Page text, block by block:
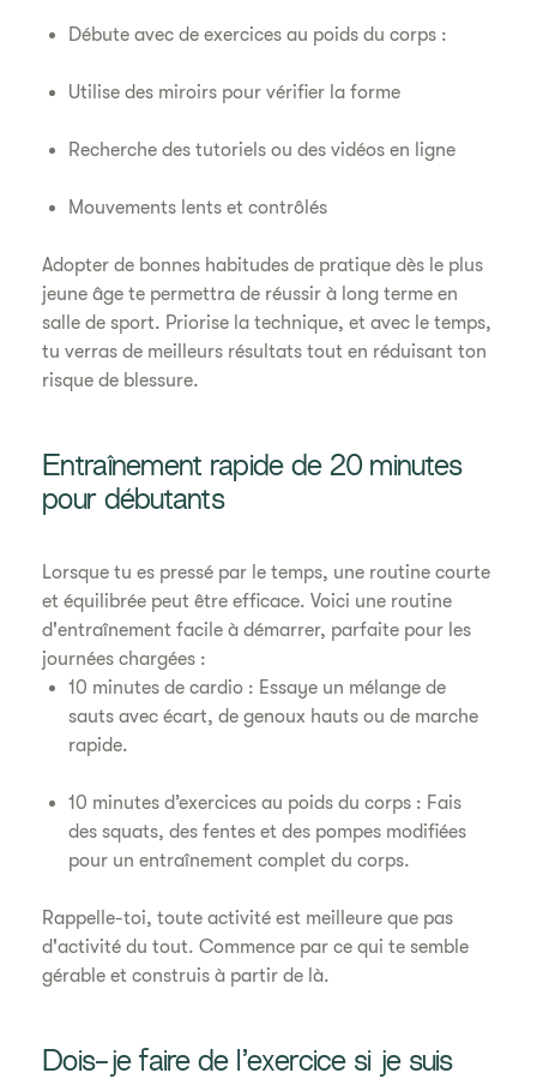
Débute avec de exercices au poids du corps :
Utilise des miroirs pour vérifier la forme
Recherche des tutoriels ou des vidéos en ligne
Mouvements lents et contrôlés
Adopter de bonnes habitudes de pratique dès le plus
jeune âge te permettra de réussir à long terme en
salle de sport. Priorise la technique, et avec le temps,
tu verras de meilleurs résultats tout en réduisant ton
risque de blessure.
Entraînement rapide de 20 minutes
pour débutants
Lorsque tu es pressé par le temps, une routine courte
et équilibrée peut être efficace. Voici une routine
d'entraînement facile à démarrer, parfaite pour les
journées chargées :
10 minutes de cardio : Essaye un mélange de
sauts avec écart, de genoux hauts ou de marche
rapide.
10 minutes d’exercices au poids du corps : Fais
des squats, des fentes et des pompes modifiées
pour un entraînement complet du corps.
Rappelle-toi, toute activité est meilleure que pas
d'activité du tout. Commence par ce qui te semble
gérable et construis à partir de là.
Dois-je faire de l’exercice si je suis